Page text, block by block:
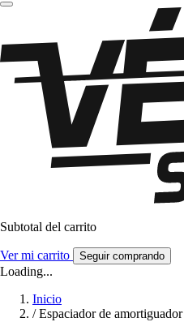
Subtotal del carrito
Ver mi carrito Seguir comprando
Loading...
Inicio
/ Espaciador de